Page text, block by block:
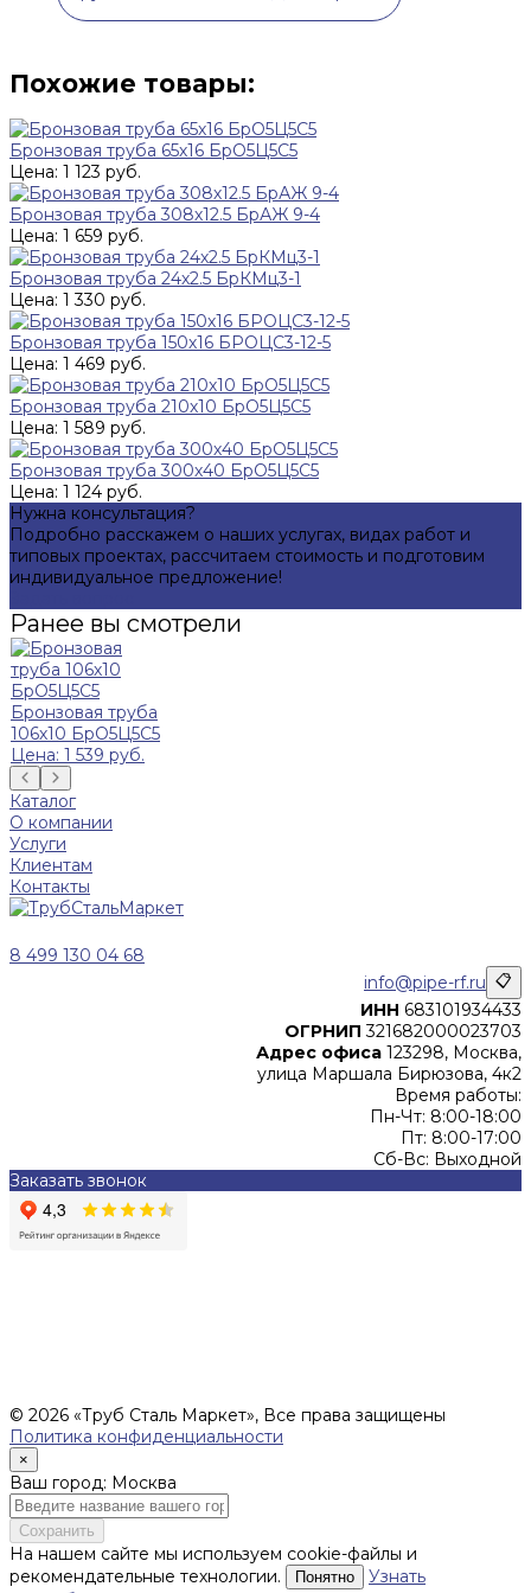
Похожие товары:
Бронзовая труба 65х16 БрО5Ц5С5
Цена: 1 123 руб.
Бронзовая труба 308х12.5 БрАЖ 9-4
Цена: 1 659 руб.
Бронзовая труба 24х2.5 БрКМц3-1
Цена: 1 330 руб.
Бронзовая труба 150х16 БРОЦС3-12-5
Цена: 1 469 руб.
Бронзовая труба 210х10 БрО5Ц5С5
Цена: 1 589 руб.
Бронзовая труба 300х40 БрО5Ц5С5
Цена: 1 124 руб.
Нужна консультация?
Подробно расскажем о наших услугах, видах работ и
типовых проектах, рассчитаем стоимость и подготовим
индивидуальное предложение!
Ранее вы смотрели
Бронзовая труба
106х10 БрО5Ц5С5
Цена: 1 539 руб.
Каталог
О компании
Услуги
Клиентам
Контакты
8 499 130 04 68
info@pipe-rf.ru 📋
ИНН 683101934433
ОГРНИП 321682000023703
Адрес офиса 123298, Москва,
улица Маршала Бирюзова, 4к2
Время работы:
Пн-Чт: 8:00-18:00
Пт: 8:00-17:00
Сб-Вс: Выходной
Заказать звонок
© 2026 «Труб Сталь Маркет», Все права защищены
Политика конфиденциальности
×
Ваш город: Москва
Сохранить
На нашем сайте мы используем cookie-файлы и
рекомендательные технологии.
Понятно
Узнать